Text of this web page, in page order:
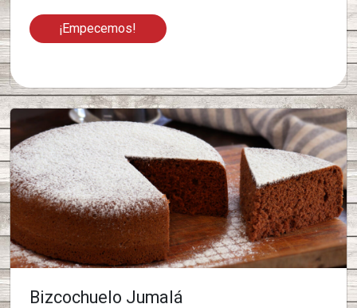
¡Empecemos!
Bizcochuelo Jumalá